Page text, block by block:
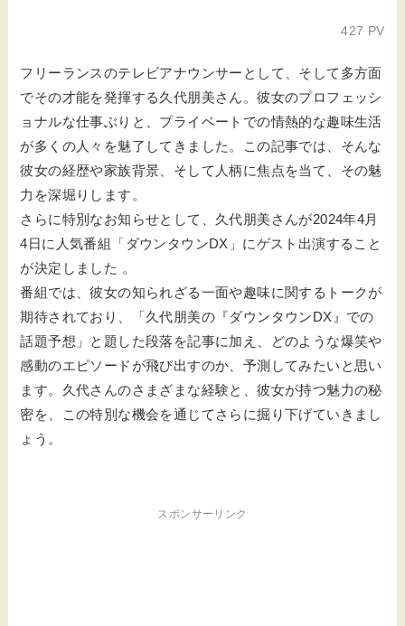
427 PV
フリーランスのテレビアナウンサーとして、そして多方面
でその才能を発揮する久代朋美さん。彼女のプロフェッシ
ョナルな仕事ぶりと、プライベートでの情熱的な趣味生活
が多くの人々を魅了してきました。この記事では、そんな
彼女の経歴や家族背景、そして人柄に焦点を当て、その魅
力を深堀りします。
さらに特別なお知らせとして、久代朋美さんが2024年4月
4日に人気番組「ダウンタウンDX」にゲスト出演すること
が決定しました 。
番組では、彼女の知られざる一面や趣味に関するトークが
期待されており、「久代朋美の『ダウンタウンDX』での
話題予想」と題した段落を記事に加え、どのような爆笑や
感動のエピソードが飛び出すのか、予測してみたいと思い
ます。久代さんのさまざまな経験と、彼女が持つ魅力の秘
密を、この特別な機会を通じてさらに掘り下げていきまし
ょう。
スポンサーリンク